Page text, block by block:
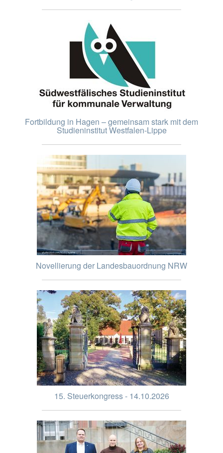
Fortbildung in Hagen – gemeinsam stark mit dem
Studieninstitut Westfalen-Lippe
Novellierung der Landesbauordnung NRW
15. Steuerkongress - 14.10.2026